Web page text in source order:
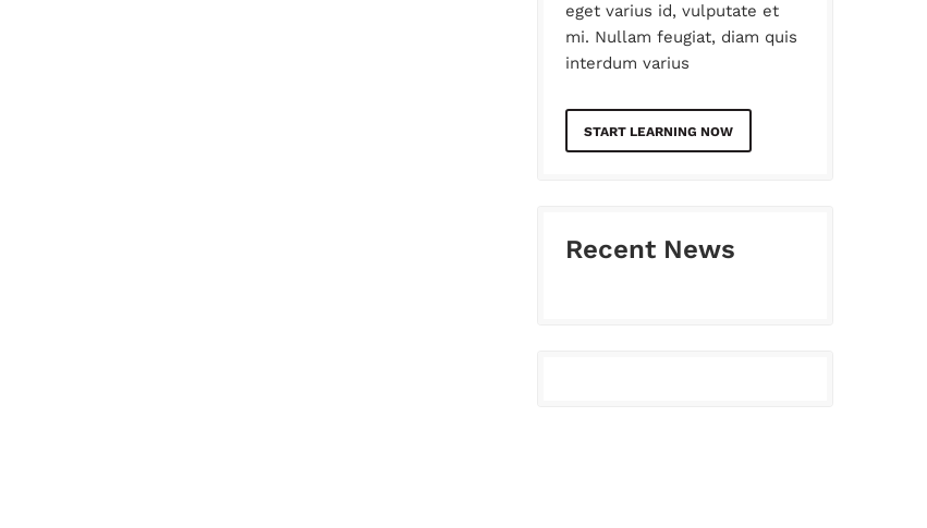
eget varius id, vulputate et
mi. Nullam feugiat, diam quis
interdum varius
START LEARNING NOW
Recent News